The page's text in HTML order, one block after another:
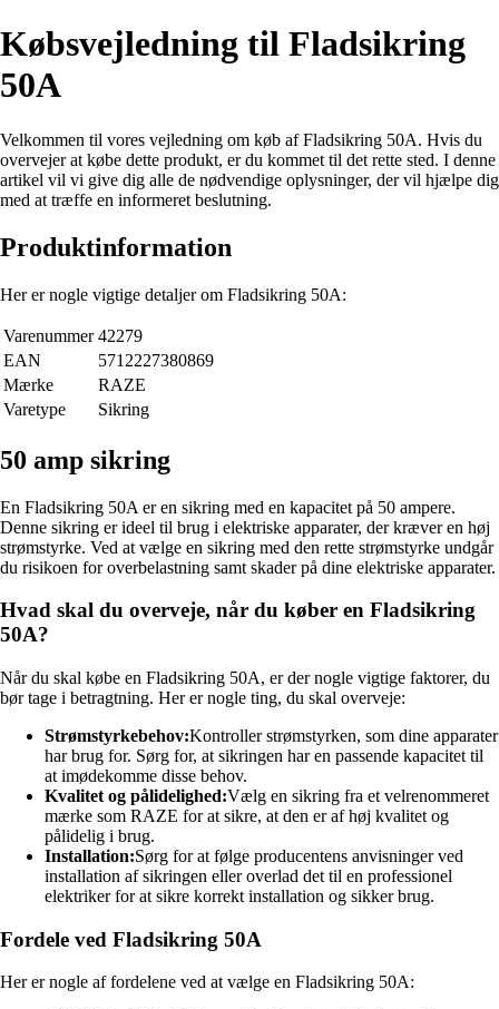
Købsvejledning til Fladsikring
50A
Velkommen til vores vejledning om køb af Fladsikring 50A. Hvis du
overvejer at købe dette produkt, er du kommet til det rette sted. I denne
artikel vil vi give dig alle de nødvendige oplysninger, der vil hjælpe dig
med at træffe en informeret beslutning.
Produktinformation
Her er nogle vigtige detaljer om Fladsikring 50A:
Varenummer 42279
EAN
5712227380869
Mærke
RAZE
Varetype
Sikring
50 amp sikring
En Fladsikring 50A er en sikring med en kapacitet på 50 ampere.
Denne sikring er ideel til brug i elektriske apparater, der kræver en høj
strømstyrke. Ved at vælge en sikring med den rette strømstyrke undgår
du risikoen for overbelastning samt skader på dine elektriske apparater.
Hvad skal du overveje, når du køber en Fladsikring
50A?
Når du skal købe en Fladsikring 50A, er der nogle vigtige faktorer, du
bør tage i betragtning. Her er nogle ting, du skal overveje:
Strømstyrkebehov:Kontroller strømstyrken, som dine apparater
har brug for. Sørg for, at sikringen har en passende kapacitet til
at imødekomme disse behov.
Kvalitet og pålidelighed:Vælg en sikring fra et velrenommeret
mærke som RAZE for at sikre, at den er af høj kvalitet og
pålidelig i brug.
Installation:Sørg for at følge producentens anvisninger ved
installation af sikringen eller overlad det til en professionel
elektriker for at sikre korrekt installation og sikker brug.
Fordele ved Fladsikring 50A
Her er nogle af fordelene ved at vælge en Fladsikring 50A: